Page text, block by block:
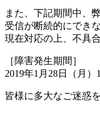
また、下記期間中、
受信が断続的にでき
現在対応の上、不具
［障害発生期間］
2019年1月28日（月）
皆様に多大なご迷惑